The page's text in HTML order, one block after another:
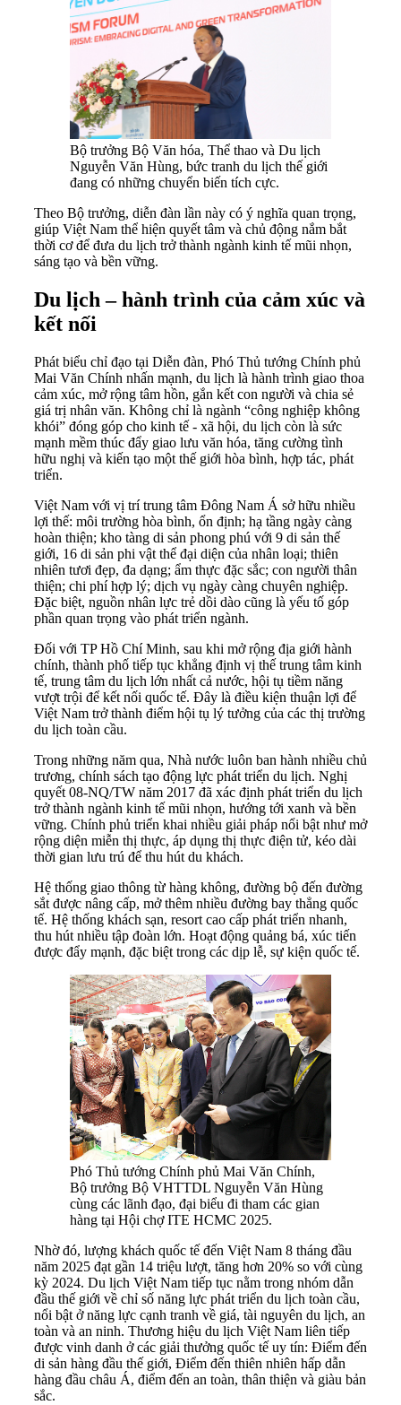
Bộ trưởng Bộ Văn hóa, Thể thao và Du lịch
Nguyễn Văn Hùng, bức tranh du lịch thế giới
đang có những chuyển biến tích cực.
Theo Bộ trưởng, diễn đàn lần này có ý nghĩa quan trọng,
giúp Việt Nam thể hiện quyết tâm và chủ động nắm bắt
thời cơ để đưa du lịch trở thành ngành kinh tế mũi nhọn,
sáng tạo và bền vững.
Du lịch – hành trình của cảm xúc và
kết nối
Phát biểu chỉ đạo tại Diễn đàn, Phó Thủ tướng Chính phủ
Mai Văn Chính nhấn mạnh, du lịch là hành trình giao thoa
cảm xúc, mở rộng tâm hồn, gắn kết con người và chia sẻ
giá trị nhân văn. Không chỉ là ngành “công nghiệp không
khói” đóng góp cho kinh tế - xã hội, du lịch còn là sức
mạnh mềm thúc đẩy giao lưu văn hóa, tăng cường tình
hữu nghị và kiến tạo một thế giới hòa bình, hợp tác, phát
triển.
Việt Nam với vị trí trung tâm Đông Nam Á sở hữu nhiều
lợi thế: môi trường hòa bình, ổn định; hạ tầng ngày càng
hoàn thiện; kho tàng di sản phong phú với 9 di sản thế
giới, 16 di sản phi vật thể đại diện của nhân loại; thiên
nhiên tươi đẹp, đa dạng; ẩm thực đặc sắc; con người thân
thiện; chi phí hợp lý; dịch vụ ngày càng chuyên nghiệp.
Đặc biệt, nguồn nhân lực trẻ dồi dào cũng là yếu tố góp
phần quan trọng vào phát triển ngành.
Đối với TP Hồ Chí Minh, sau khi mở rộng địa giới hành
chính, thành phố tiếp tục khẳng định vị thế trung tâm kinh
tế, trung tâm du lịch lớn nhất cả nước, hội tụ tiềm năng
vượt trội để kết nối quốc tế. Đây là điều kiện thuận lợi để
Việt Nam trở thành điểm hội tụ lý tưởng của các thị trường
du lịch toàn cầu.
Trong những năm qua, Nhà nước luôn ban hành nhiều chủ
trương, chính sách tạo động lực phát triển du lịch. Nghị
quyết 08-NQ/TW năm 2017 đã xác định phát triển du lịch
trở thành ngành kinh tế mũi nhọn, hướng tới xanh và bền
vững. Chính phủ triển khai nhiều giải pháp nổi bật như mở
rộng diện miễn thị thực, áp dụng thị thực điện tử, kéo dài
thời gian lưu trú để thu hút du khách.
Hệ thống giao thông từ hàng không, đường bộ đến đường
sắt được nâng cấp, mở thêm nhiều đường bay thẳng quốc
tế. Hệ thống khách sạn, resort cao cấp phát triển nhanh,
thu hút nhiều tập đoàn lớn. Hoạt động quảng bá, xúc tiến
được đẩy mạnh, đặc biệt trong các dịp lễ, sự kiện quốc tế.
Phó Thủ tướng Chính phủ Mai Văn Chính,
Bộ trưởng Bộ VHTTDL Nguyễn Văn Hùng
cùng các lãnh đạo, đại biểu đi tham các gian
hàng tại Hội chợ ITE HCMC 2025.
Nhờ đó, lượng khách quốc tế đến Việt Nam 8 tháng đầu
năm 2025 đạt gần 14 triệu lượt, tăng hơn 20% so với cùng
kỳ 2024. Du lịch Việt Nam tiếp tục nằm trong nhóm dẫn
đầu thế giới về chỉ số năng lực phát triển du lịch toàn cầu,
nổi bật ở năng lực cạnh tranh về giá, tài nguyên du lịch, an
toàn và an ninh. Thương hiệu du lịch Việt Nam liên tiếp
được vinh danh ở các giải thưởng quốc tế uy tín: Điểm đến
di sản hàng đầu thế giới, Điểm đến thiên nhiên hấp dẫn
hàng đầu châu Á, điểm đến an toàn, thân thiện và giàu bản
sắc.